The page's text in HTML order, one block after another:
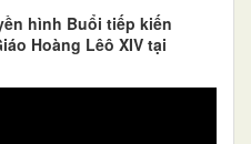
hình Buổi tiếp kiến
Hoàng Lêô XIV tại